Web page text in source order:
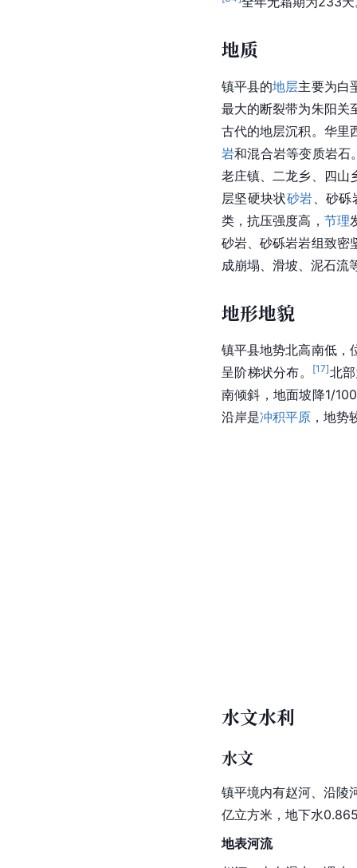
地质
镇平县的地层主要为白
最大的断裂带为朱阳关
古代的地层沉积。华里
岩和混合岩等变质岩石
老庄镇、 二龙乡 、四山
层坚硬块状砂岩 、砂
类，抗压强度高， 节理
砂岩、砂砾岩岩组致密
成崩塌、滑坡、 泥石流
地形地貌
镇平县地势北高南低，
呈阶梯状分布。
[17]北
南倾斜，地面坡降1/
沿岸是冲积平原 ，地
水文水利
水文
镇平境内有赵河、沿陵
亿立方米，地下水
地表河流